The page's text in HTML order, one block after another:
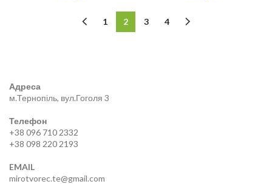
1 2 3 4
Адреса
м.Тернопіль, вул.Гоголя 3
Телефон
+38 096 710 2332
+38 098 220 2193
EMAIL
mirotvorec.te@gmail.com